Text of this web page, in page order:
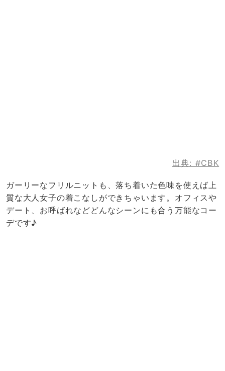
出典: #CBK
ガーリーなフリルニットも、落ち着いた色味を使えば上
質な大人女子の着こなしができちゃいます。オフィスや
デート、お呼ばれなどどんなシーンにも合う万能なコー
デです♪